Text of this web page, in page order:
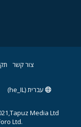
צור קשר
עברית (he_IL)
Media Ltd.
Ltd.